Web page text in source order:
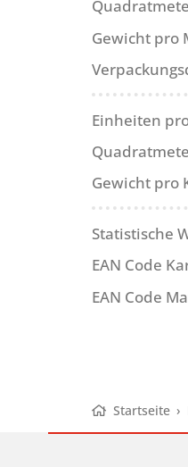
Gewicht pro
Einheiten
Gewicht pro
Statistische
EAN Code
EAN Code
Startseite ›